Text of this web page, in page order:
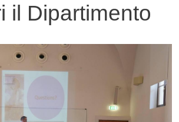
il Dipartimento